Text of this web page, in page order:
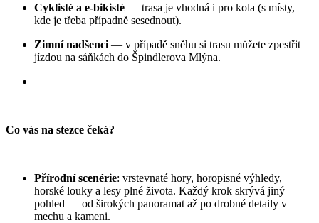
Cyklisté a e-bikisté — trasa je vhodná i pro kola (s místy,
kde je třeba případně sesednout).
Zimní nadšenci — v případě sněhu si trasu můžete zpestřit
jízdou na sáňkách do Špindlerova Mlýna.
Co vás na stezce čeká?
Přírodní scenérie: vrstevnaté hory, horopisné výhledy,
horské louky a lesy plné života. Každý krok skrývá jiný
pohled — od širokých panoramat až po drobné detaily v
mechu a kameni.